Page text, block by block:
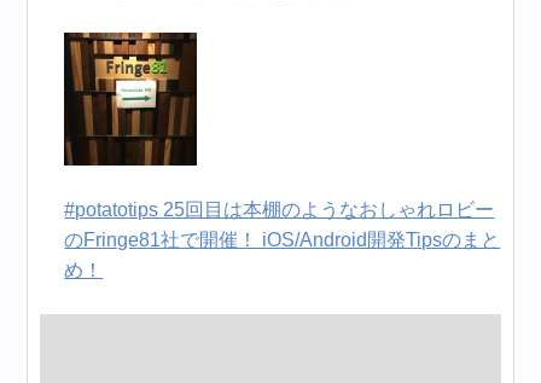
#potatotips 25回目は本棚のようなおしゃれロビー
のFringe81社で開催！ iOS/Android開発Tipsのまと
め！